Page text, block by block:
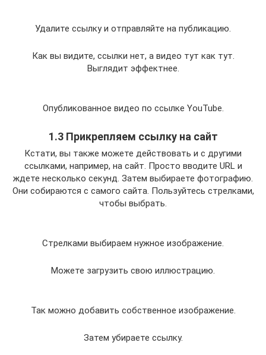
Удалите ссылку и отправляйте на публикацию.
Как вы видите, ссылки нет, а видео тут как тут.
Выглядит эффектнее.
Опубликованное видео по ссылке YouTube.
1.3 Прикрепляем ссылку на сайт
Кстати, вы также можете действовать и с другими
ссылками, например, на сайт. Просто вводите URL и
ждете несколько секунд. Затем выбираете фотографию.
Они собираются с самого сайта. Пользуйтесь стрелками,
чтобы выбрать.
Стрелками выбираем нужное изображение.
Можете загрузить свою иллюстрацию.
Так можно добавить собственное изображение.
Затем убираете ссылку.